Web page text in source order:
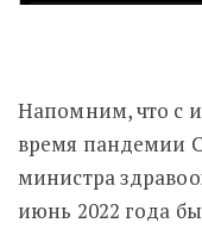
Напомним, что с
время пандемии
министра
июнь 2022 года